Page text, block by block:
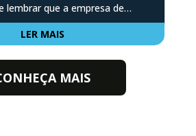
lembrar que a empresa de…
LER MAIS
MAIS